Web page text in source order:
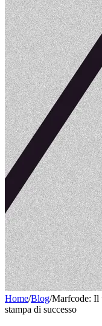
Home/Blog/Marfcode: Il
stampa di successo